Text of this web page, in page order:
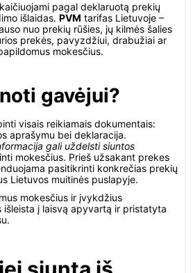
pagal deklaruotą prekių
išlaidas. PVM tarifas Lietuvoje –
nuo prekių rūšies, jų kilmės šalies
prekės, pavyzdžiui, drabužiai ar
mokesčius.
gavėjui?
visais reikiamais dokumentais:
aprašymu bei deklaracija.
gali uždelsti siuntos
mokesčius. Prieš užsakant prekes
pasitikrinti konkrečias prekių
Lietuvos muitinės puslapyje.
mokesčius ir įvykdžius
išleista į laisvą apyvartą ir pristatyta